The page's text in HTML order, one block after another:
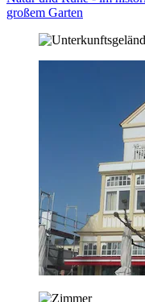
großem Garten